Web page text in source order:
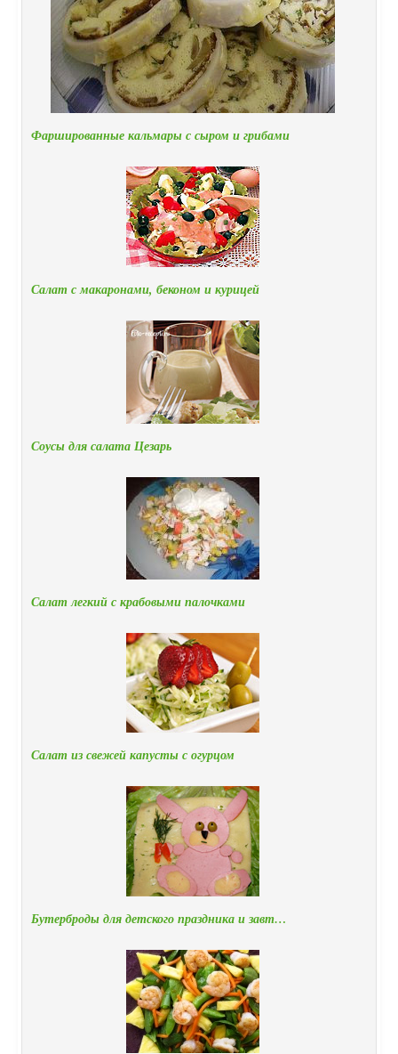
Фаршированные кальмары с сыром и грибами
Салат с макаронами, беконом и курицей
Соусы для салата Цезарь
Салат легкий с крабовыми палочками
Салат из свежей капусты с огурцом
Бутерброды для детского праздника и завт…